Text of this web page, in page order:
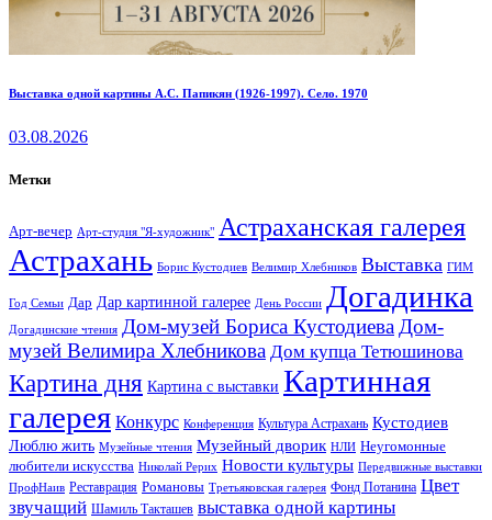
Выставка одной картины А.С. Папикян (1926-1997). Село. 1970
03.08.2026
Метки
Арт-вечер Арт-студия "Я-художник" Астраханская галерея
Астрахань Борис Кустодиев Велимир Хлебников Выставка ГИМ
Год Семьи Дар Дар картинной галерее День России Догадинка
Догадинские чтения Дом-музей Бориса Кустодиева Дом-
музей Велимира Хлебникова Дом купца Тетюшинова
Картина дня Картина с выставки Картинная
галерея Конкурс Конференция Культура Астрахань Кустодиев
Люблю жить Музейные чтения Музейный дворик НЛИ Неугомонные
любители искусства Николай Рерих Новости культуры Передвижные выставки
ПрофНаив Реставрация Романовы Третьяковская галерея Фонд Потанина Цвет
звучащий Шамиль Такташев выставка одной картины